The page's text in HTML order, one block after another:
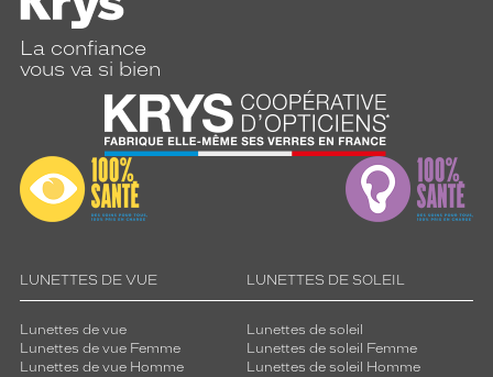
La confiance
vous va si bien
LUNETTES DE VUE
Lunettes de vue
Lunettes de vue Femme
Lunettes de vue Homme
LUNETTES DE SOLEIL
Lunettes de soleil
Lunettes de soleil Femme
Lunettes de soleil Homme